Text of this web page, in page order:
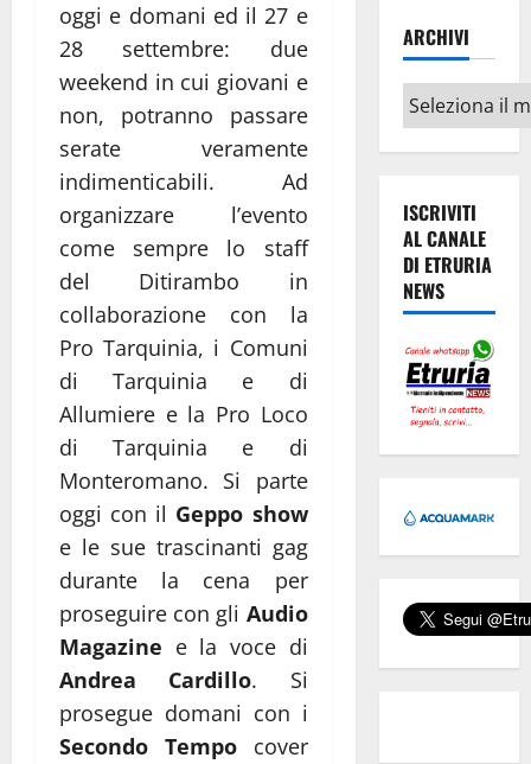
oggi e domani ed il 27 e
28 settembre: due
weekend in cui giovani e
non, potranno passare
serate veramente
indimenticabili. Ad
organizzare l’evento
come sempre lo staff
del Ditirambo in
collaborazione con la
Pro Tarquinia, i Comuni
di Tarquinia e di
Allumiere e la Pro Loco
di Tarquinia e di
Monteromano. Si parte
oggi con il Geppo show
e le sue trascinanti gag
durante la cena per
proseguire con gli Audio
Magazine e la voce di
Andrea Cardillo. Si
prosegue domani con i
Secondo Tempocover
ARCHIVI
Archivi
ISCRIVITI
AL CANALE
DI ETRURIA
NEWS